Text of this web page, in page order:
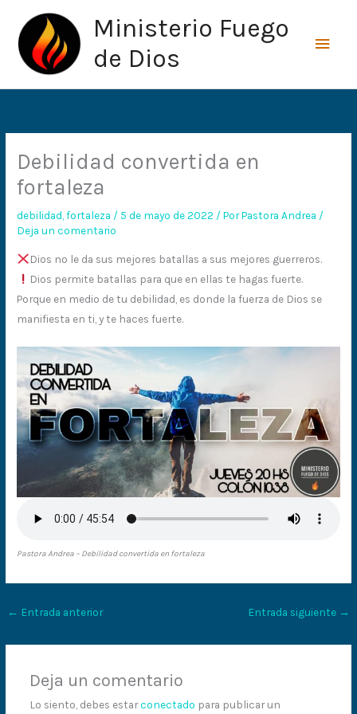
contenido
Ministerio Fuego
de Dios
Debilidad convertida en
fortaleza
debilidad ,fortaleza / 5 de mayo de 2022 / PorPastora Andrea /
Deja un comentario
Dios no le da sus mejores batallas a sus mejores guerreros.
Dios permite batallas para que en ellas te hagas fuerte.
Porque en medio de tu debilidad, es donde la fuerza de Dios se
manifiesta en ti, y te haces fuerte.
Pastora Andrea – Debilidad convertida en fortaleza
← Entrada anterior Entrada siguiente →
Deja un comentario
Lo siento, debes estarconectado para publicar un